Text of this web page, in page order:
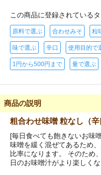
この商品に登録されている
原料で選ぶ 合わせみそ 粒
味で選ぶ 辛口 使用目的で
1円から500円まで 量で選ぶ
商品の説明
粗合わせ味噌 粒なし（
[毎日食べても飽きないお味
味噌を緩く混ぜてあるため
比率になります。 そのため
日のお味噌汁がより楽しく